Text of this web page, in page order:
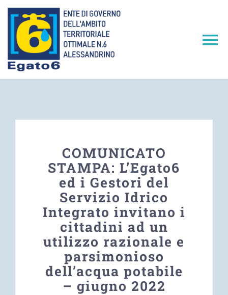
Salta
contenuto
Home
Servizio Idrico Integrato
Iniziative e Attività
Conferenze dei Servizi
COMUNICATO
STAMPA: L’Egato6
ed i Gestori del
Servizio Idrico
Integrato invitano i
cittadini ad un
utilizzo razionale e
parsimonioso
dell’acqua potabile
– giugno 2022